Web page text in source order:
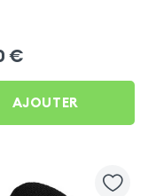
€
AJOUTER